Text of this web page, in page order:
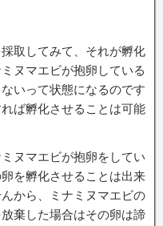
取してみて、それが孵化
ヌマエビが抱卵している
いって状態になるのです
ば孵化させることは可能
ヌマエビが抱卵をしてい
を孵化させることは出来
から、ミナミヌマエビの
棄した場合はその卵は諦